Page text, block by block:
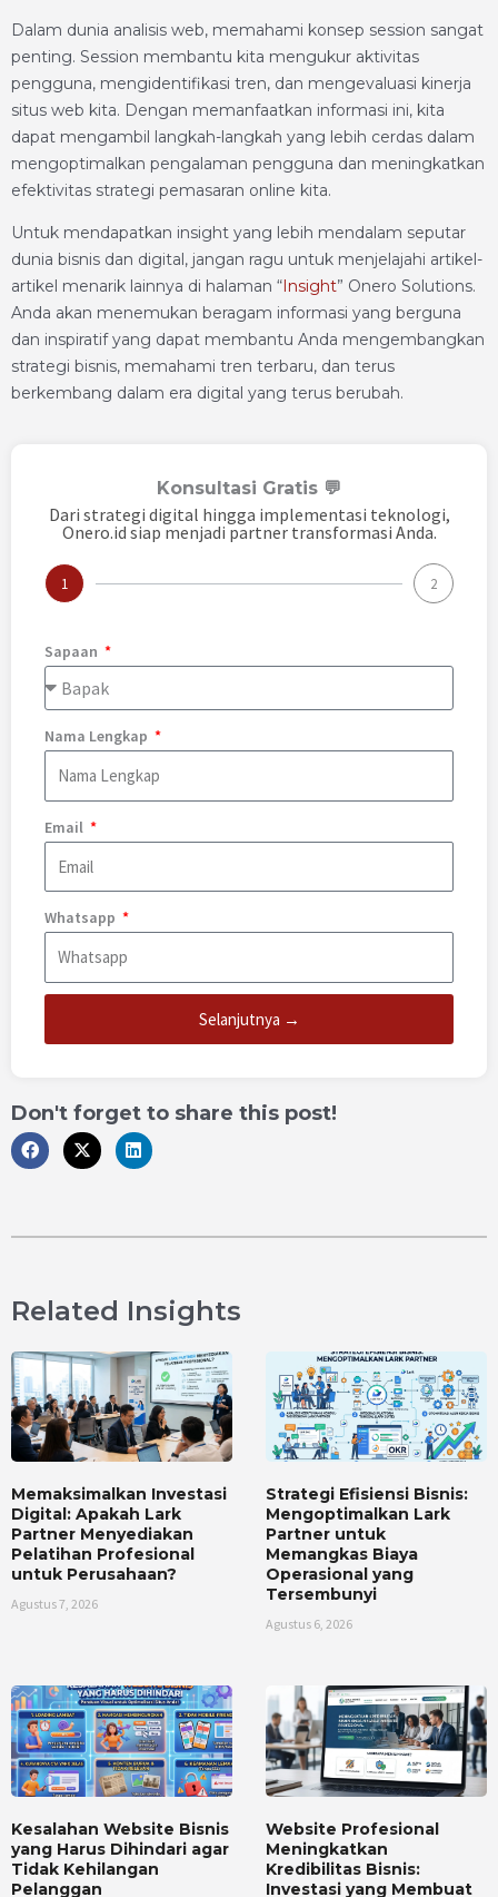
Dalam dunia analisis web, memahami konsep session sangat
penting. Session membantu kita mengukur aktivitas
pengguna, mengidentifikasi tren, dan mengevaluasi kinerja
situs web kita. Dengan memanfaatkan informasi ini, kita
dapat mengambil langkah-langkah yang lebih cerdas dalam
mengoptimalkan pengalaman pengguna dan meningkatkan
efektivitas strategi pemasaran online kita.
Untuk mendapatkan insight yang lebih mendalam seputar
dunia bisnis dan digital, jangan ragu untuk menjelajahi artikel-
artikel menarik lainnya di halaman “Insight” Onero Solutions.
Anda akan menemukan beragam informasi yang berguna
dan inspiratif yang dapat membantu Anda mengembangkan
strategi bisnis, memahami tren terbaru, dan terus
berkembang dalam era digital yang terus berubah.
Konsultasi Gratis 💬
Dari strategi digital hingga implementasi teknologi,
Onero.id siap menjadi partner transformasi Anda.
1 2
Sapaan
Nama Lengkap
Email
Whatsapp
Selanjutnya →
Don't forget to share this post!
Related Insights
Memaksimalkan Investasi
Digital: Apakah Lark
Partner Menyediakan
Pelatihan Profesional
untuk Perusahaan?
Agustus 7, 2026
Strategi Efisiensi Bisnis:
Mengoptimalkan Lark
Partner untuk
Memangkas Biaya
Operasional yang
Tersembunyi
Agustus 6, 2026
Kesalahan Website Bisnis
yang Harus Dihindari agar
Tidak Kehilangan
Pelanggan
Website Profesional
Meningkatkan
Kredibilitas Bisnis:
Investasi yang Membuat